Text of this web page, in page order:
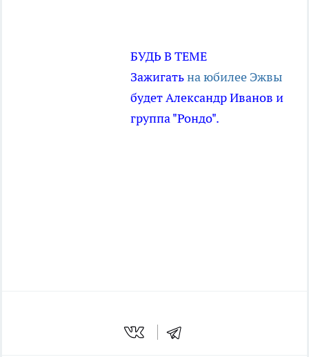
БУДЬ В ТЕМЕ
Зажигатьна юбилее Эжвы
будет Александр Иванов и
группа "Рондо".